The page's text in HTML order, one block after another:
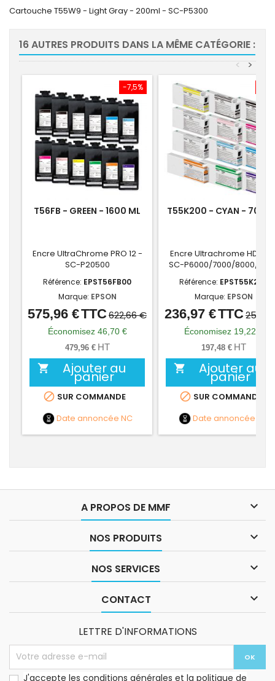
Cartouche T55W9 - Light Gray - 200ml - SC-P5300
16 AUTRES PRODUITS DANS LA MÊME CATÉGORIE :
>
<
-7,5%
T56FB - GREEN - 1600 ML
Encre UltraChrome PRO 12 -
SC-P20500
Référence: EPST56FB00
Marque: EPSON
Prix
Prix
de
base
575,96 €TTC622,66 €
Économisez 46,70 €
479,96 € HT
 Ajouter au
panier
 SUR COMMANDE
Date annoncée NC
T55K200 - CYAN - 700
Encre Ultrachrome HD/
SC-P6000/7000/8000/
Référence: EPST55K200
Marque: EPSON
Prix
Prix
de
base
236,97 €TTC
Économisez 19,22 €
197,48 € HT
 Ajouter au
panier
 SUR COMMANDE
Date annoncée
A PROPOS DE MMF 
NOS PRODUITS 
NOS SERVICES 
CONTACT 
LETTRE D'INFORMATIONS
J'accepte les conditions générales et la politique de